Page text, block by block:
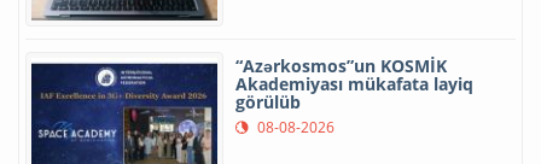
“Azərkosmos”un KOSMİK
Akademiyası mükafata layiq
görülüb
08-08-2026